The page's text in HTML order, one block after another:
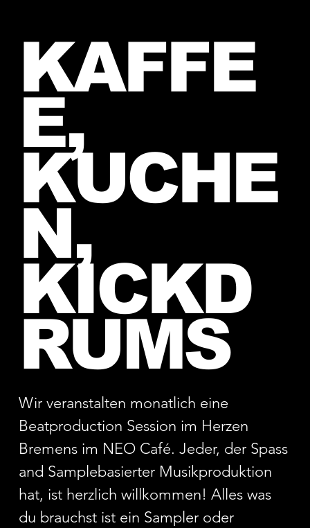
KAFFE
E,
KUCHE
N,
KICKD
RUMS
Wir veranstalten monatlich eine
Beatproduction Session im Herzen
Bremens im NEO Café. Jeder, der Spass
and Samplebasierter Musikproduktion
hat, ist herzlich willkommen! Alles was
du brauchst ist ein Sampler oder